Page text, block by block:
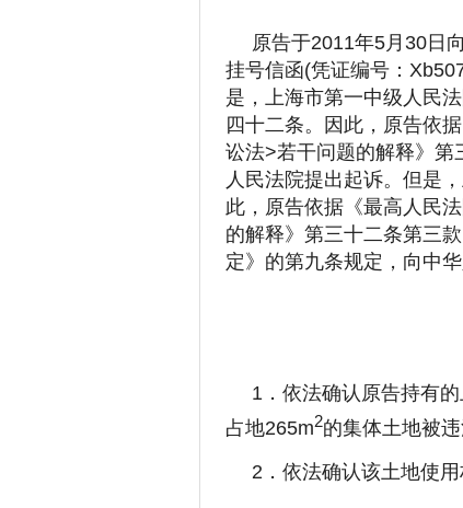
原告于2011年5月30日
挂号信函(凭证编号：
是，上海市第一中级人民
四十二条。因此，原告依
讼法>若干问题的解释》第
人民法院提出起诉。但是
此，原告依据《最高人民
的解释》第三十二条第三
定》的第九条规定，向中
1．依法确认原告持有
占地265m2的集体土地被违
2．依法确认该土地使